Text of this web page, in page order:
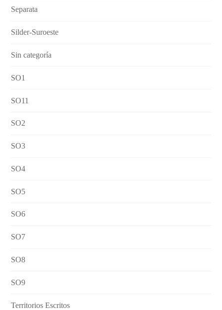
Separata
Silder-Suroeste
Sin categoría
SO1
SO11
SO2
SO3
SO4
SO5
SO6
SO7
SO8
SO9
Territorios Escritos